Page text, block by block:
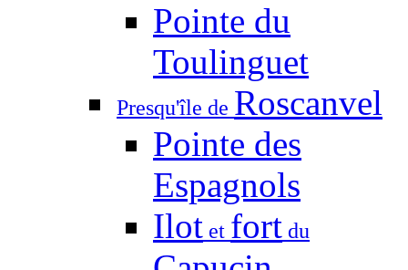
Pointe du
Toulinguet
Presqu'île de Roscanvel
Pointe des
Espagnols
Ilot et fort du